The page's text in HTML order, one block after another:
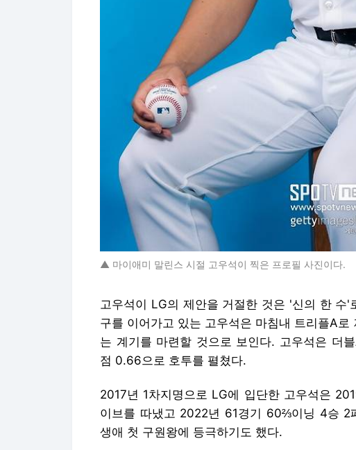
▲ 마이애미 말린스 시절 고우석이 찍은 프로필 사진이다.
고우석이 LG의 제안을 거절한 것은 '신의 한 수
구를 이어가고 있는 고우석은 마침내 트리플A
는 계기를 마련할 것으로 보인다. 고우석은 더
점 0.66으로 호투를 펼쳤다.
2017년 1차지명으로 LG에 입단한 고우석은
이브를 따냈고 2022년 61경기 60⅔이닝 4승 2
생애 첫 구원왕에 등극하기도 했다.